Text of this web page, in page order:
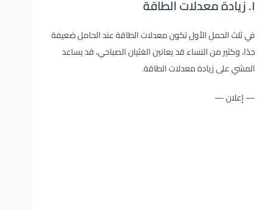
١. زيادة معدلات الطاقة
في ثلث الحمل الأول تكون معدلات الطاقة عند الحامل ضعيفة
جدًا، وكثير من النساء قد يعانين الغثيان الصباحي، قد يساعد
المشي على زيادة معدلات الطاقة.
— إعلان —